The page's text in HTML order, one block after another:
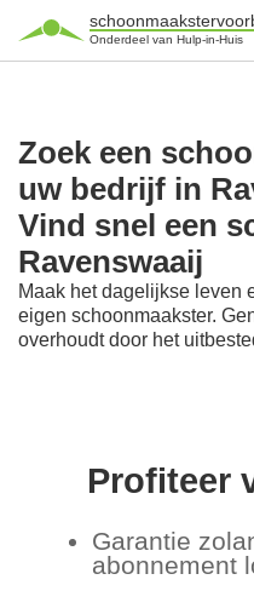
Onderdeel van Hulp-in-Huis
Zoek een
uw bedrijf in
Vind snel een
Ravenswaaij
Maak het dagelijkse leven
eigen schoonmaakster.
overhoudt door het
Profiteer
Garantie
abonnement